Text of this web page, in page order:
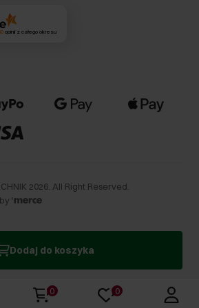
Dodaj do koszyka
opinii z całego okresu
2026 . All Right Reserved.
0 0